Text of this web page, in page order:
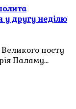
у другу неділю
посту
Паламу…